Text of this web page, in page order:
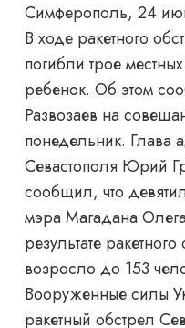
Симферополь, 24
В ходе ракетного
погибли трое
ребенок. Об этом
Развозаев на
понедельник. Глава
Севастополя Юрий
сообщил, что
мэра Магадана
результате
возросло до 153
Вооруженные силы
ракетный обстрел